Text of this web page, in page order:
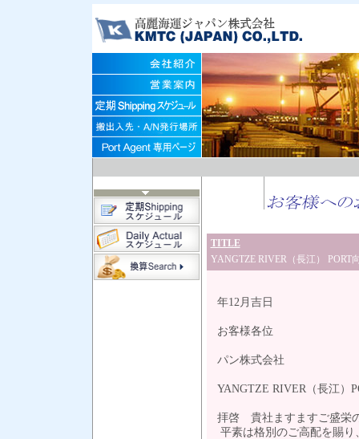
TITLE
YANGTZE RIVER（長江）
年12月吉日
お客様各位
パン株式会社
YANGTZE RIVER（長江）
拝啓 貴社ますますご盛栄
平素は格別のご高配を賜